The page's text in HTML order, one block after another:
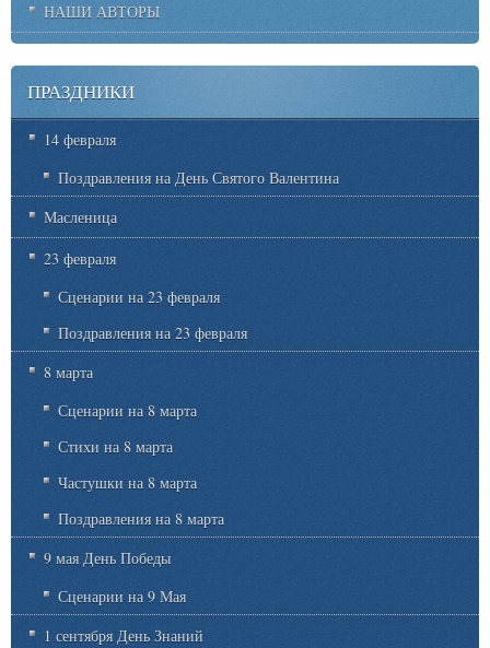
НАШИ АВТОРЫ
ПРАЗДНИКИ
14 февраля
Поздравления на День Святого Валентина
Масленица
23 февраля
Сценарии на 23 февраля
Поздравления на 23 февраля
8 марта
Сценарии на 8 марта
Стихи на 8 марта
Частушки на 8 марта
Поздравления на 8 марта
9 мая День Победы
Сценарии на 9 Мая
1 сентября День Знаний